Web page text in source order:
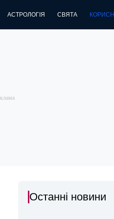
АСТРОЛОГІЯ СВЯТА
Останні новини